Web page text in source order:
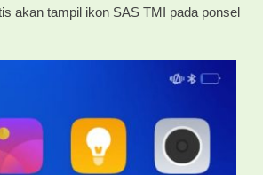
akan tampil ikon SAS TMI pada ponsel